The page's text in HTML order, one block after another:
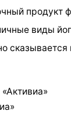
продукт
виды